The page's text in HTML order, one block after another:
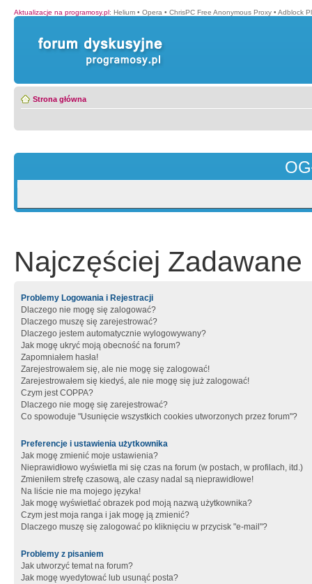
Aktualizacje na programosy.pl: Helium • Opera • ChrisPC Free Anonymous Proxy • Adblock
Strona główna
Najczęściej Zadawane
Problemy Logowania i Rejestracji
Dlaczego nie mogę się zalogować?
Dlaczego muszę się zarejestrować?
Dlaczego jestem automatycznie wylogowywany?
Jak mogę ukryć moją obecność na forum?
Zapomniałem hasła!
Zarejestrowałem się, ale nie mogę się zalogować!
Zarejestrowałem się kiedyś, ale nie mogę się już zalogować!
Czym jest COPPA?
Dlaczego nie mogę się zarejestrować?
Co spowoduje "Usunięcie wszystkich cookies utworzonych przez forum"?
Preferencje i ustawienia użytkownika
Jak mogę zmienić moje ustawienia?
Nieprawidłowo wyświetla mi się czas na forum (w postach, w profilach, itd.)
Zmieniłem strefę czasową, ale czasy nadal są nieprawidłowe!
Na liście nie ma mojego języka!
Jak mogę wyświetlać obrazek pod moją nazwą użytkownika?
Czym jest moja ranga i jak mogę ją zmienić?
Dlaczego muszę się zalogować po kliknięciu w przycisk "e-mail"?
Problemy z pisaniem
Jak utworzyć temat na forum?
Jak mogę wyedytować lub usunąć posta?